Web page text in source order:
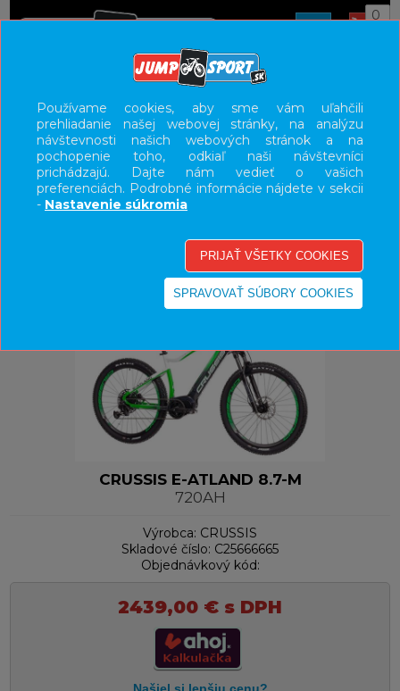
0
E-BIKE HORSKÉ HARDTAIL, PEVNÉ
UŽÍVATEĽSKÝ PANEL
KATEGÓRIE
VÝPREDAJ - VŠETKO
CRUSSIS E-ATLAND 8.7-M
720AH
Výrobca: CRUSSIS
Skladové číslo: C25666665
Objednávkový kód:
2439,00 € s DPH
Používame cookies, aby sme vám uľahčili
prehliadanie našej webovej stránky, na analýzu
návštevnosti našich webových stránok a na
pochopenie toho, odkiaľ naši návštevníci
prichádzajú. Dajte nám vedieť o vašich
preferenciách. Podrobné informácie nájdete v sekcii
- Nastavenie súkromia